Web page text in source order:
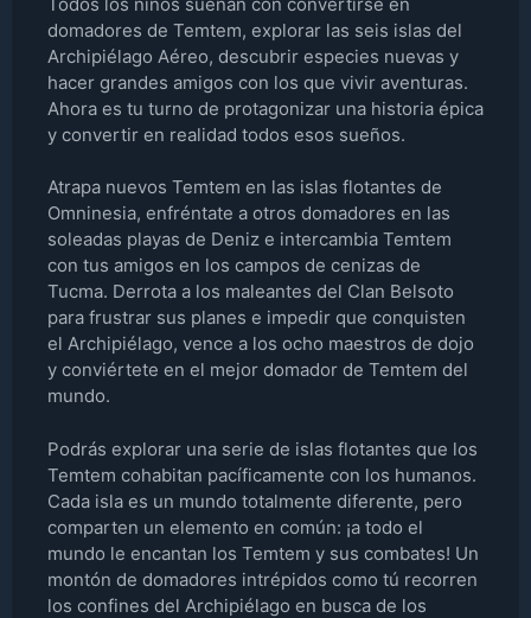
domadores de Temtem, explorar las seis islas del
Archipiélago Aéreo, descubrir especies nuevas y
hacer grandes amigos con los que vivir aventuras.
Ahora es tu turno de protagonizar una historia épica
y convertir en realidad todos esos sueños.
Atrapa nuevos Temtem en las islas flotantes de
Omninesia, enfréntate a otros domadores en las
soleadas playas de Deniz e intercambia Temtem
con tus amigos en los campos de cenizas de
Tucma. Derrota a los maleantes del Clan Belsoto
para frustrar sus planes e impedir que conquisten
el Archipiélago, vence a los ocho maestros de dojo
y conviértete en el mejor domador de Temtem del
mundo.
Podrás explorar una serie de islas flotantes que los
Temtem cohabitan pacíficamente con los humanos.
Cada isla es un mundo totalmente diferente, pero
comparten un elemento en común: ¡a todo el
mundo le encantan los Temtem y sus combates! Un
montón de domadores intrépidos como tú recorren
los confines del Archipiélago en busca de los